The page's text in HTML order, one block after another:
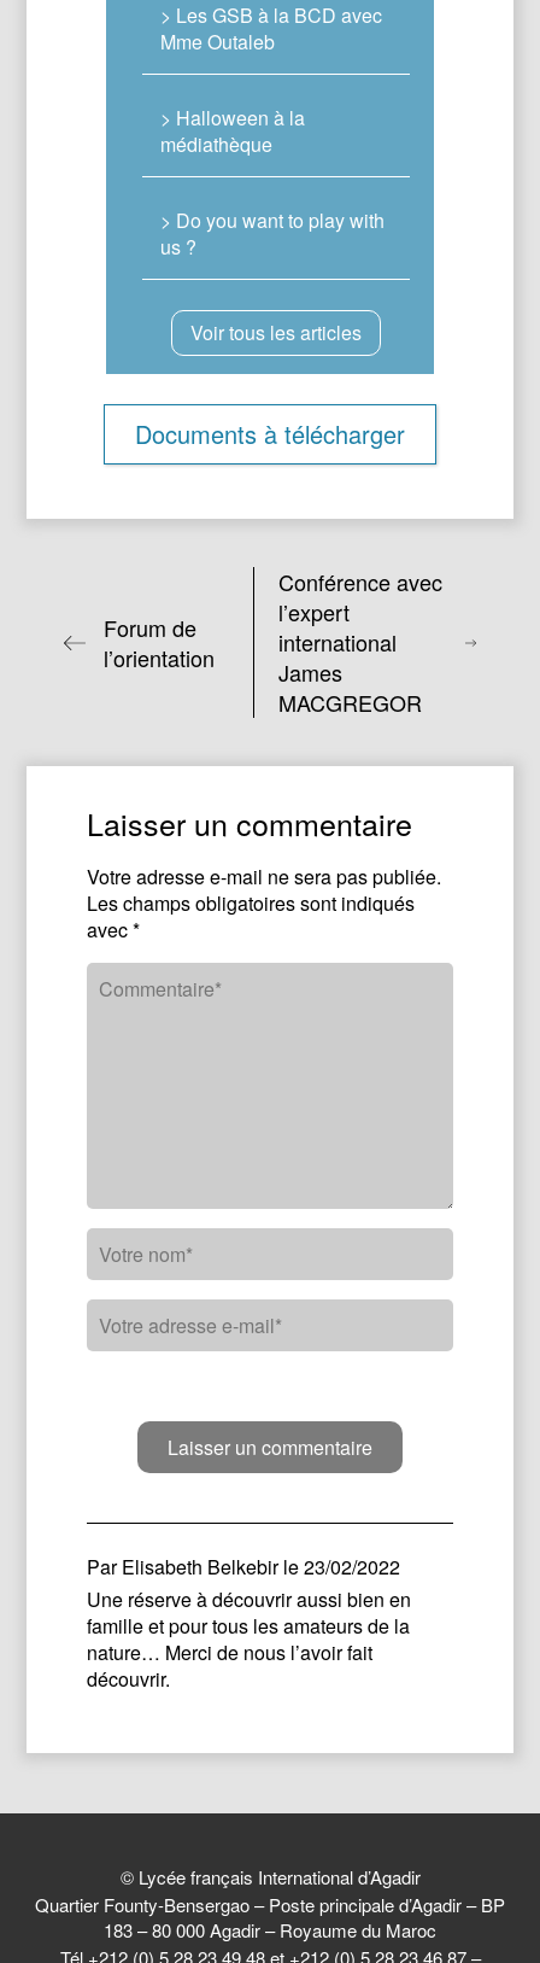
> Les GSB à la BCD avec
Mme Outaleb
> Halloween à la
médiathèque
> Do you want to play with
us ?
Voir tous les articles
Documents à télécharger
Forum de
l’orientation
Conférence avec
l’expert
international
James
MACGREGOR
Laisser un commentaire
Votre adresse e-mail ne sera pas publiée.
Les champs obligatoires sont indiqués
avec*
ParElisabeth Belkebirle 23/02/2022
Une réserve à découvrir aussi bien en
famille et pour tous les amateurs de la
nature… Merci de nous l’avoir fait
découvrir.
© Lycée français International d’Agadir
Quartier Founty-Bensergao – Poste principale d’Agadir – BP
183 – 80 000 Agadir – Royaume du Maroc
Tél +212 (0) 5 28 23 49 48 et +212 (0) 5 28 23 46 87 –